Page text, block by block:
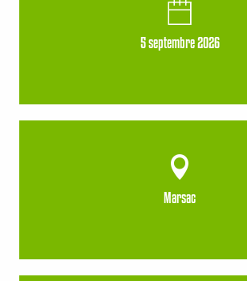
5 septembre 2026
Marsac